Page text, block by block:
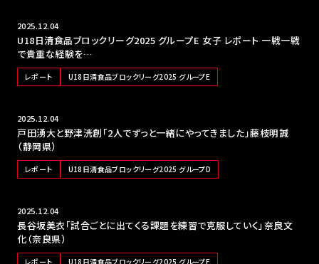
2025.12.04
U18日清食品ブロックリーグ2025 グループE 女子 レポート 一戦一戦
で貴重な経験を…
レポート U18日清食品ブロックリーグ2025 グループE
2025.12.04
戸田湧大と野津洸創「2人でずっと一緒にやってきました」藤枝明誠
（静岡県）
レポート U18日清食品ブロックリーグ2025 グループD
2025.12.04
長谷坂美衣「試合ごとに出てくる課題を練習で克服していく」奈良文
化（奈良県）
レポート U18日清食品ブロックリーグ2025 グループE